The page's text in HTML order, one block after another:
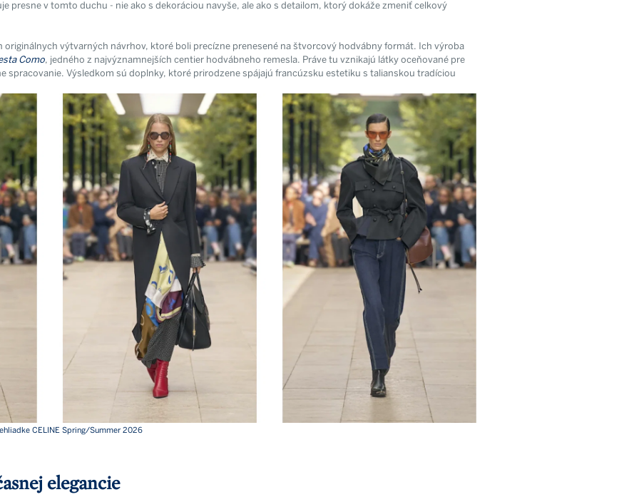
Newsletter
presne v tomto duchu - nie ako s dekoráciou navyše, ale ako s detailom, ktorý dokáže zmeniť celkový
originálnych výtvarných návrhov, ktoré boli precízne prenesené na štvorcový hodvábny formát. Ich výroba
Como, jedného z najvýznamnejších centier hodvábneho remesla. Práve tu vznikajú látky oceňované pre
spracovanie. Výsledkom sú doplnky, ktoré prirodzene spájajú francúzsku estetiku s talianskou tradíciou
CELINE Spring/Summer 2026
elegancie